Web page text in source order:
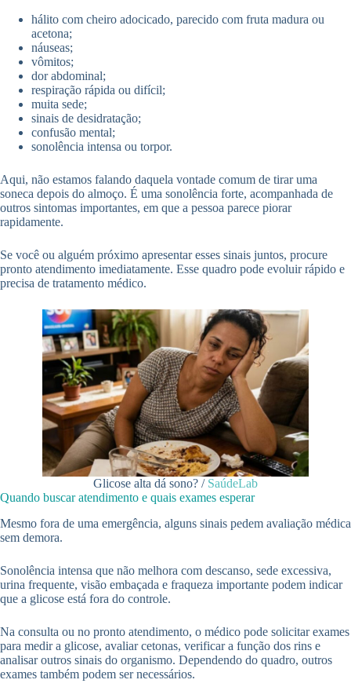
hálito com cheiro adocicado, parecido com fruta madura ou
acetona;
náuseas;
vômitos;
dor abdominal;
respiração rápida ou difícil;
muita sede;
sinais de desidratação;
confusão mental;
sonolência intensa ou torpor.
Aqui, não estamos falando daquela vontade comum de tirar uma
soneca depois do almoço. É uma sonolência forte, acompanhada de
outros sintomas importantes, em que a pessoa parece piorar
rapidamente.
Se você ou alguém próximo apresentar esses sinais juntos, procure
pronto atendimento imediatamente. Esse quadro pode evoluir rápido e
precisa de tratamento médico.
Glicose alta dá sono? / SaúdeLab
Quando buscar atendimento e quais exames esperar
Mesmo fora de uma emergência, alguns sinais pedem avaliação médica
sem demora.
Sonolência intensa que não melhora com descanso, sede excessiva,
urina frequente, visão embaçada e fraqueza importante podem indicar
que a glicose está fora do controle.
Na consulta ou no pronto atendimento, o médico pode solicitar exames
para medir a glicose, avaliar cetonas, verificar a função dos rins e
analisar outros sinais do organismo. Dependendo do quadro, outros
exames também podem ser necessários.